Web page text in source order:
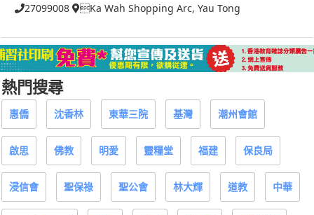
27099008 Ka Wah Shopping Arc, Yau Tong
熱門搜尋
惠僑 沈香林 東華三院 基灣 潮州會館
啟思 佛教 明愛 靈糧堂 福建 保良局
浸信會 聖保祿 聖公會 林大輝 道教 中華